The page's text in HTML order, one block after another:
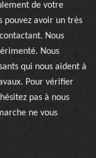
de votre
pouvez avoir un très
Nous
Nous
qui nous aident à
Pour vérifier
pas à nous
ne vous